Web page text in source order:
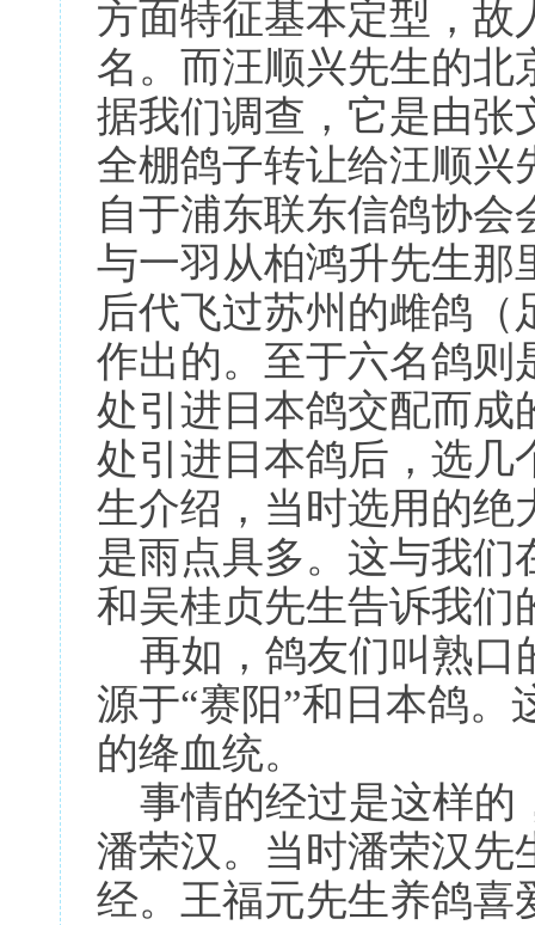
方面特征基本定型，故
名。而汪顺兴先生的北
据我们调查，它是由张
全棚鸽子转让给汪顺兴
自于浦东联东信鸽协
与一羽从柏鸿升先生那
后代飞过苏州的雌鸽（
作出的。至于六名鸽则
处引进日本鸽交配而成
处引进日本鸽后，选几
生介绍，当时选用的绝
是雨点具多。这与我们
和吴桂贞先生告诉我们
再如，鸽友们叫熟口
源于“赛阳”和日本鸽。
的绛血统。
事情的经过是这样的
潘荣汉。当时潘荣汉先
经。王福元先生养鸽喜